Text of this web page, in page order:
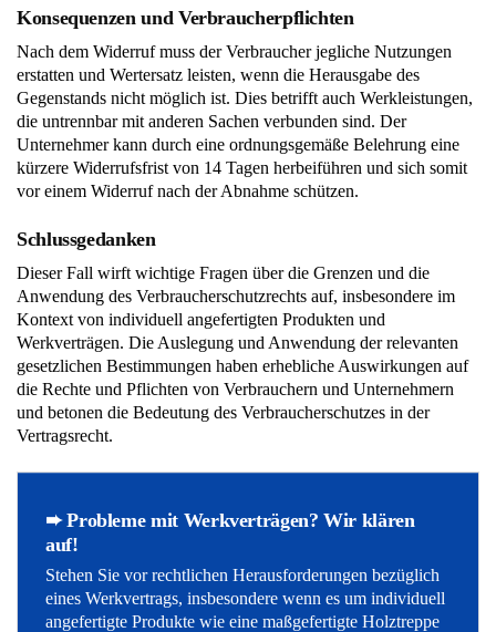
Konsequenzen und Verbraucherpflichten
Nach dem Widerruf muss der Verbraucher jegliche Nutzungen
erstatten und Wertersatz leisten, wenn die Herausgabe des
Gegenstands nicht möglich ist. Dies betrifft auch Werkleistungen,
die untrennbar mit anderen Sachen verbunden sind. Der
Unternehmer kann durch eine ordnungsgemäße Belehrung eine
kürzere Widerrufsfrist von 14 Tagen herbeiführen und sich somit
vor einem Widerruf nach der Abnahme schützen.
Schlussgedanken
Dieser Fall wirft wichtige Fragen über die Grenzen und die
Anwendung des Verbraucherschutzrechts auf, insbesondere im
Kontext von individuell angefertigten Produkten und
Werkverträgen. Die Auslegung und Anwendung der relevanten
gesetzlichen Bestimmungen haben erhebliche Auswirkungen auf
die Rechte und Pflichten von Verbrauchern und Unternehmern
und betonen die Bedeutung des Verbraucherschutzes in der
Vertragsrecht.
➨ Probleme mit Werkverträgen? Wir klären
auf!
Stehen Sie vor rechtlichen Herausforderungen bezüglich
eines Werkvertrags, insbesondere wenn es um individuell
angefertigte Produkte wie eine maßgefertigte Holztreppe